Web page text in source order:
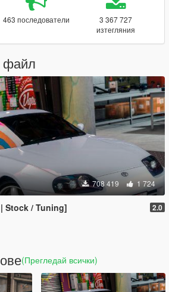
463 последователи
3 367 727
изтегляния
файл
708 419 1 724
Stock / Tuning] 2.0
(Прегледай всички)